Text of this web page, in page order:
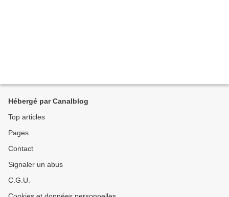
Hébergé par Canalblog
Top articles
Pages
Contact
Signaler un abus
C.G.U.